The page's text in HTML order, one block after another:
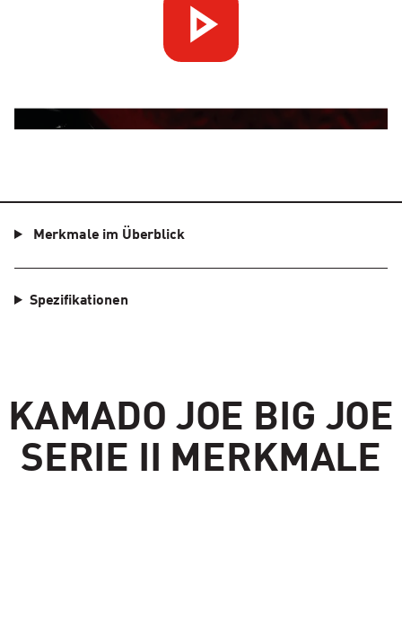
Merkmale im Überblick
Spezifikationen
KAMADO JOE BIG JOE
SERIE II MERKMALE